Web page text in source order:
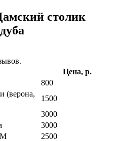
столик
Цена, р.
800
(верона,
1500
3000
3000
2500